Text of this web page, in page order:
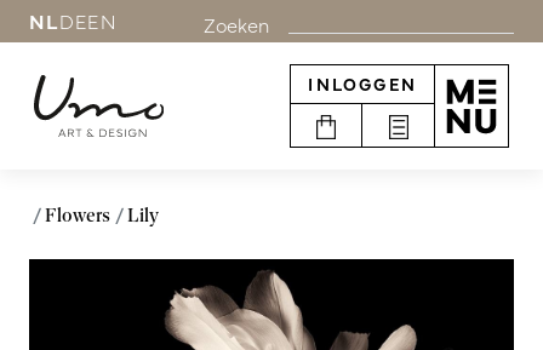
NLDEEN Zoeken
INLOGGEN
Flowers Lily